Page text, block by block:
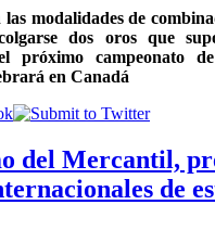
modalidades de
dos oros que
próximo campeonato
en Canadá
del Mercantil,
de